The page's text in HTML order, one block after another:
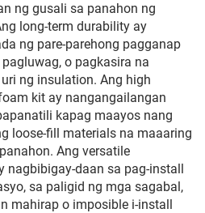
ng gusali sa panahon ng
long-term durability ay
ng pare-parehong pagganap
o pagkasira na
ng insulation. Ang high
kit ay nangangailangan
kapag maayos nang
loose-fill materials na maaaring
Ang versatile
nagbibigay-daan sa pag-install
sa paligid ng mga sagabal,
mahirap o imposible i-install